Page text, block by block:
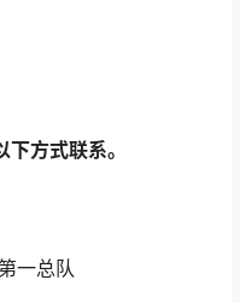
方式联系。
一总队